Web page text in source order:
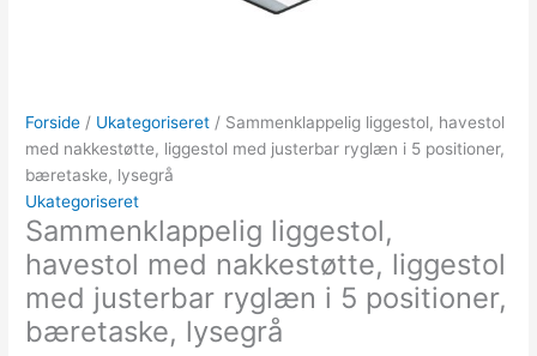
Forside / Ukategoriseret / Sammenklappelig liggestol, havestol
med nakkestøtte, liggestol med justerbar ryglæn i 5 positioner,
bæretaske, lysegrå
Ukategoriseret
Sammenklappelig liggestol,
havestol med nakkestøtte, liggestol
med justerbar ryglæn i 5 positioner,
bæretaske, lysegrå